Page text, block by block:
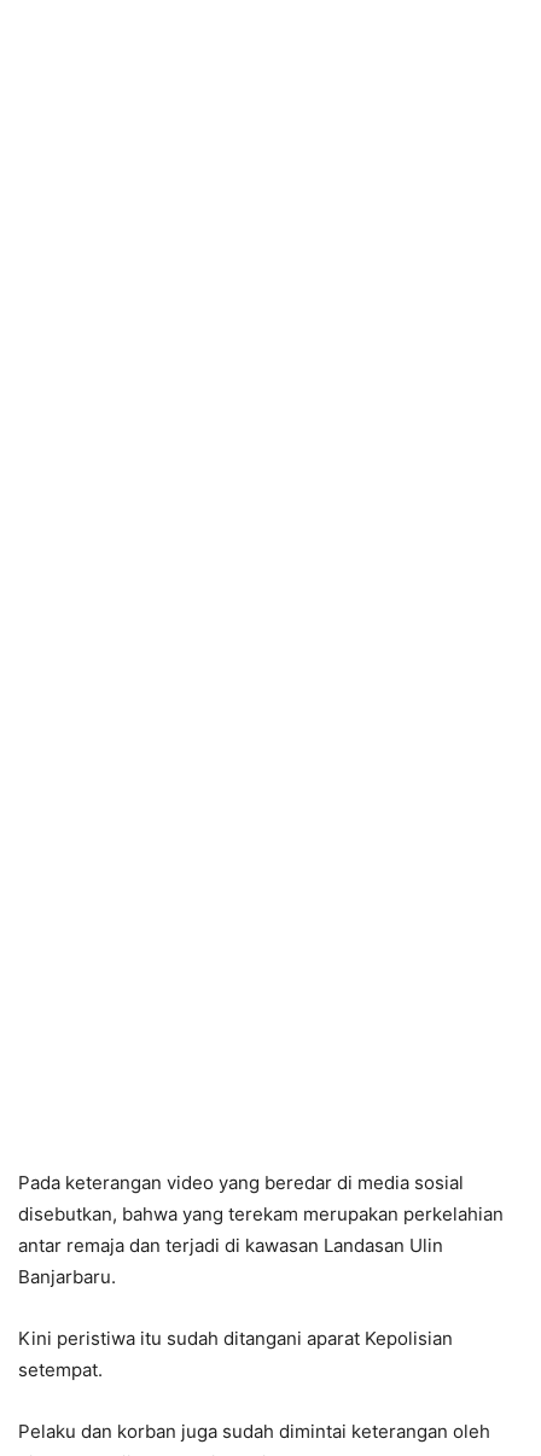
Pada keterangan video yang beredar di media sosial
disebutkan, bahwa yang terekam merupakan perkelahian
antar remaja dan terjadi di kawasan Landasan Ulin
Banjarbaru.
Kini peristiwa itu sudah ditangani aparat Kepolisian
setempat.
Pelaku dan korban juga sudah dimintai keterangan oleh